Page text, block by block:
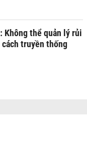
Không thể quản lý rủi
truyền thống